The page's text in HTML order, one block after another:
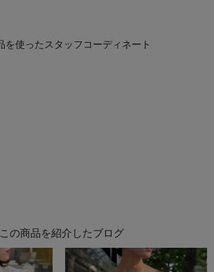
この商品を紹介したブログ